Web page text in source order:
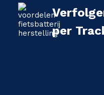
per